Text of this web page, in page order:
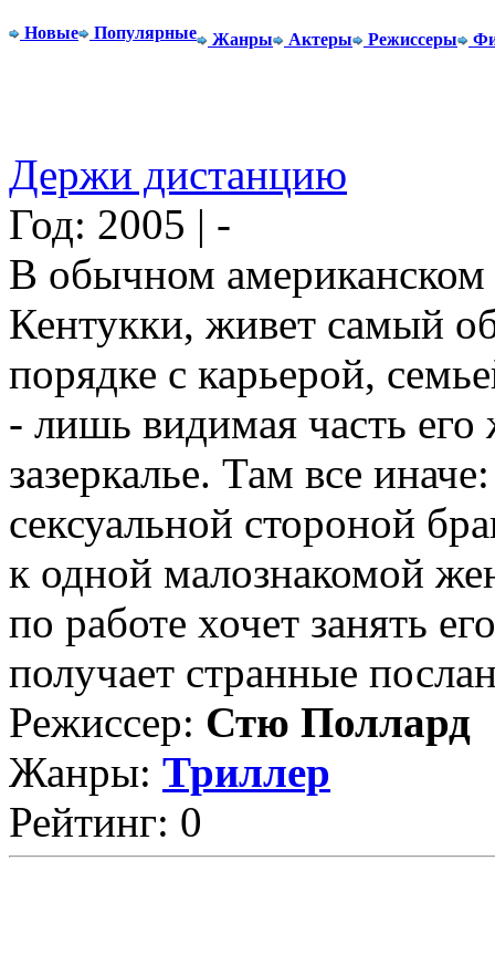
Новые Популярные Жанры Актеры Режиссеры
Держи дистанцию
Год: 2005 | -
В обычном американском
Кентукки, живет самый
порядке с карьерой,
- лишь видимая часть
зазеркалье. Там все
сексуальной стороной
к одной малознакомой
по работе хочет занять
получает странные
Режиссер: Стю Поллард
Жанры: Триллер
Рейтинг: 0